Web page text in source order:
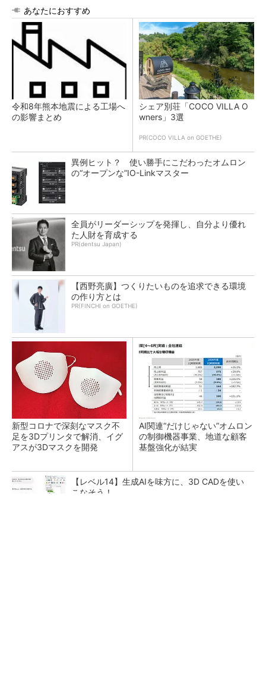
あなたにおすすめ
令和8年熊本地震による工場へ
の影響まとめ
シェア別荘「COCO VILLA O
wners」3選
PR(COCO VILLA on GOETHE)
異例ヒット？ 使い勝手にこだわったオムロン
の“オープンな”IO-Linkマスター
全員がリーダーシップを発揮し、自分より優れ
た人財を育成する
PR(dentsu Japan)
【西野亮廣】つくりたいものを追求できる環境
の作り方とは
PR(FINCHI on GOETHE)
新型コロナで深刻なマスク不
足を3Dプリンタで解消、イグ
アスが3Dマスクを開発
AI関連“だけじゃない”オムロン
の制御機器事業、地道な顧客
基盤強化が結実
【レベル14】生成AIを味方に、3D CADを使い
こなそう！